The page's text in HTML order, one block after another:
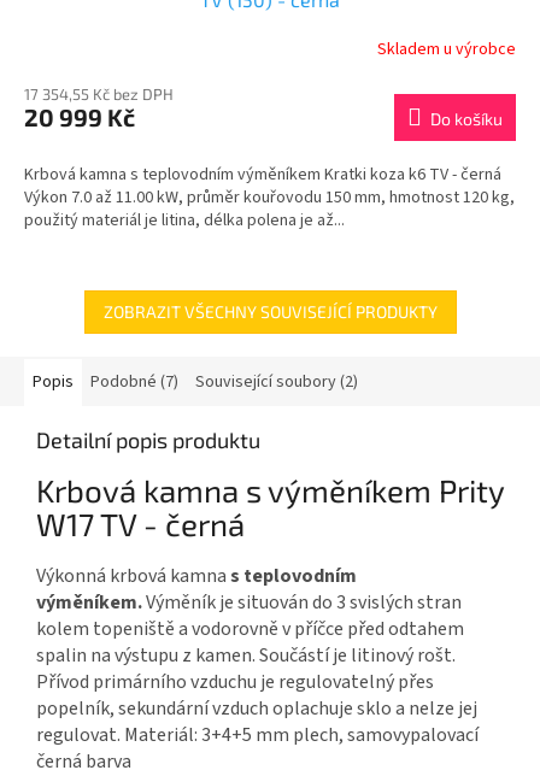
R
M
A
Skladem u výrobce
17 354,55 Kč bez DPH
20 999 Kč Do košíku
Krbová kamna s teplovodním výměníkem Kratki koza k6 TV - černá
Výkon 7.0 až 11.00 kW, průměr kouřovodu 150 mm, hmotnost 120 kg,
použitý materiál je litina, délka polena je až...
ZOBRAZIT VŠECHNY SOUVISEJÍCÍ PRODUKTY
Popis Podobné (7) Související soubory (2)
Detailní popis produktu
Krbová kamna s výměníkem Prity
W17 TV - černá
Výkonná krbová kamnas teplovodním
výměníkem.Výměník je situován do 3 svislých stran
kolem topeniště a vodorovně v příčce před odtahem
spalin na výstupu z kamen. Součástí je litinový rošt.
Přívod primárního vzduchu je regulovatelný přes
popelník, sekundární vzduch oplachuje sklo a nelze jej
regulovat. Materiál: 3+4+5 mm plech, samovypalovací
černá barva